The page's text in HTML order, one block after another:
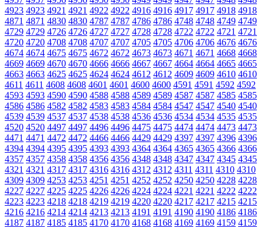
4923 4923 4921 4921 4922 4922 4916 4916 4917 4917 4918 4918
4871 4871 4830 4830 4787 4787 4786 4786 4748 4748 4749 4749
4729 4729 4726 4726 4727 4727 4728 4728 4722 4722 4721 4721
4720 4720 4708 4708 4707 4707 4705 4705 4706 4706 4676 4676
4674 4674 4675 4675 4672 4672 4673 4673 4671 4671 4668 4668
4669 4669 4670 4670 4666 4666 4667 4667 4664 4664 4665 4665
4663 4663 4625 4625 4624 4624 4612 4612 4609 4609 4610 4610
4611 4611 4608 4608 4601 4601 4600 4600 4591 4591 4592 4592
4593 4593 4590 4590 4588 4588 4589 4589 4587 4587 4585 4585
4586 4586 4582 4582 4583 4583 4584 4584 4547 4547 4540 4540
4539 4539 4537 4537 4538 4538 4536 4536 4534 4534 4535 4535
4520 4520 4497 4497 4496 4496 4475 4475 4474 4474 4473 4473
4471 4471 4472 4472 4466 4466 4429 4429 4397 4397 4396 4396
4394 4394 4395 4395 4393 4393 4364 4364 4365 4365 4366 4366
4357 4357 4358 4358 4356 4356 4348 4348 4347 4347 4345 4345
4321 4321 4317 4317 4316 4316 4312 4312 4311 4311 4310 4310
4309 4309 4253 4253 4251 4251 4252 4252 4250 4250 4228 4228
4227 4227 4225 4225 4226 4226 4224 4224 4221 4221 4222 4222
4223 4223 4218 4218 4219 4219 4220 4220 4217 4217 4215 4215
4216 4216 4214 4214 4213 4213 4191 4191 4190 4190 4186 4186
4187 4187 4185 4185 4170 4170 4168 4168 4169 4169 4159 4159